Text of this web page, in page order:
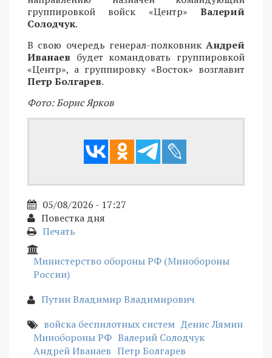
группировкой войск «Центр» Валерий
Солодчук.
В свою очередь генерал-полковникАндрей
Иванаев будет командовать группировкой
«Центр», а группировку «Восток» возглавит
Петр Болгарев.
Фото: Борис Ярков
05/08/2026 - 17:27
Повестка дня
Печать
Министерство обороны РФ (Минобороны
России)
Путин Владимир Владимирович
войска беспилотных систем Денис Лямин
Минобороны РФ Валерий Солодчук
Андрей Иванаев Петр Болгарев